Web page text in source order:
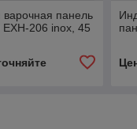
варочная панель
EXH-206 inox, 45